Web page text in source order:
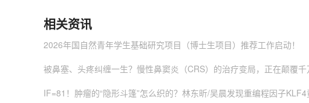
相关资讯
2026年国自然青年学生基础研究项目（博士生项目）推荐工作启动！
被鼻塞、头疼纠缠一生？慢性鼻窦炎（CRS）的治疗变局，正在颠覆
IF=81！肿瘤的“隐形斗篷”怎么织的？林东昕/吴晨发现重编程因子